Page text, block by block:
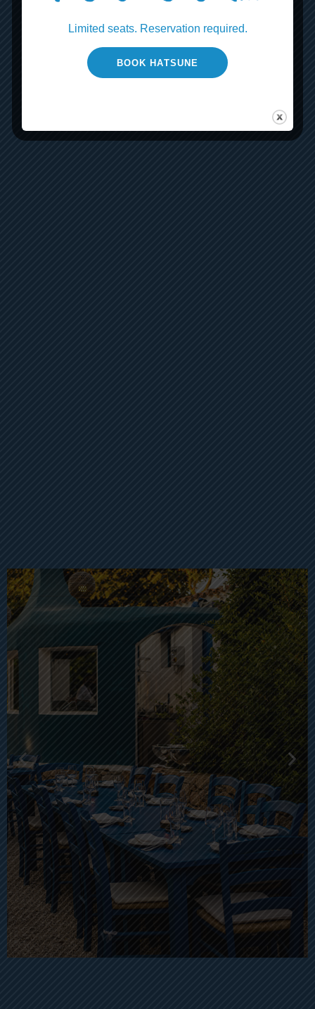
Limited seats. Reservation required.
BOOK HATSUNE